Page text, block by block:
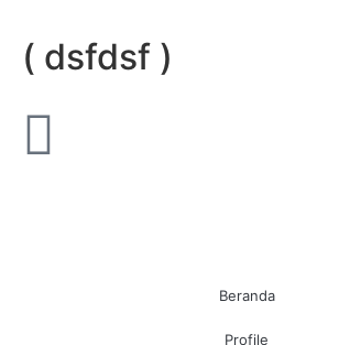
( dsfdsf )
Beranda
Profile